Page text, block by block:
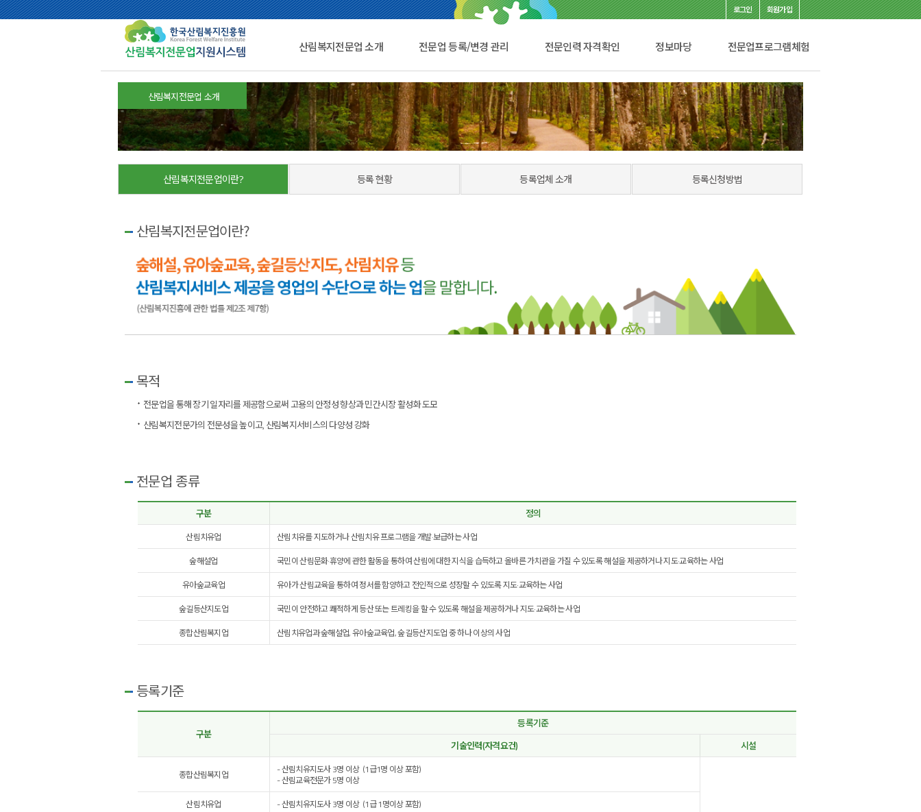
로그인 회원가입
산림복지전문업 소개 전문업 등록/변경 관리 전문인력 자격확인 정보마당 전문업프로그램체험
산림복지전문업 소개
산림복지전문업이란? 등록 현황 등록업체 소개 등록신청방법
산림복지전문업이란?
목적
전문업을 통해 장기 일자리를 제공함으로써 고용의 안정성 향상과 민간시장 활성화 도모
산림복지전문가의 전문성을 높이고, 산림복지서비스의 다양성 강화
전문업 종류
구분 정의
산림치유업
산림치유를 지도하거나 산림치유 프로그램을 개발·보급하는 사업
숲해설업
국민이 산림문화·휴양에 관한 활동을 통하여 산림에 대한 지식을 습득하고 올바른 가치관을 가질 수 있도록 해설을 제공하거나 지도·교육하는 사업
유아숲교육업
유아가 산림교육을 통하여 정서를 함양하고 전인적으로 성장할 수 있도록 지도·교육하는 사업
숲길등산지도업
국민이 안전하고 쾌적하게 등산 또는 트레킹을 할 수 있도록 해설을 제공하거나 지도·교육하는 사업
종합산림복지업
산림치유업과 숲해설업, 유아숲교육업, 숲길등산지도업 중 하나 이상의 사업
등록기준
구분
등록기준
기술인력(자격요건)
시설
종합산림복지업
- 산림치유지도사 3명 이상 (1급1명 이상 포함)
- 산림교육전문가 5명 이상
산림치유업
- 산림치유지도사 3명 이상 (1급 1명이상 포함)